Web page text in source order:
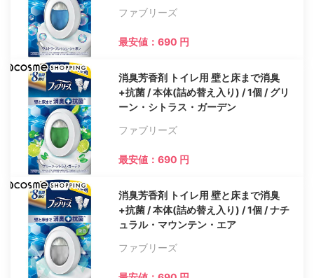
ファブリーズ
最安値：690 円
消臭芳香剤 トイレ用 壁と床まで消臭
+抗菌 / 本体(詰め替え入り) / 1個 / グリ
ーン・シトラス・ガーデン
ファブリーズ
最安値：690 円
消臭芳香剤 トイレ用 壁と床まで消臭
+抗菌 / 本体(詰め替え入り) / 1個 / ナチ
ュラル・マウンテン・エア
ファブリーズ